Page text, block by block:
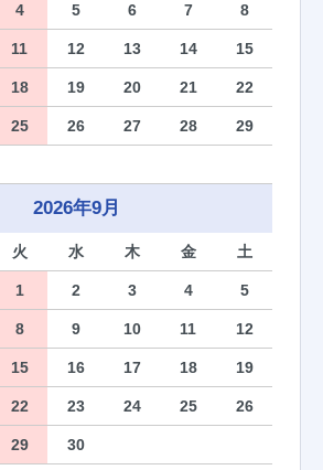
4 5 6 7 8
11 12 13 14 15
18 19 20 21 22
25 26 27 28 29
2026年9月
火 水 木 金 土
1 2 3 4 5
8 9 10 11 12
15 16 17 18 19
22 23 24 25 26
29 30